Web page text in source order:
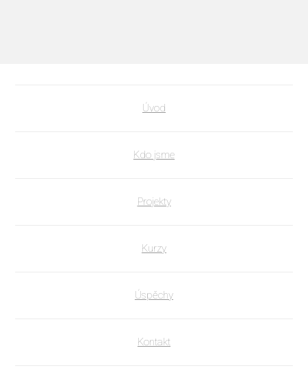
Úvod
Kdo jsme
Projekty
Kurzy
Úspěchy
Kontakt